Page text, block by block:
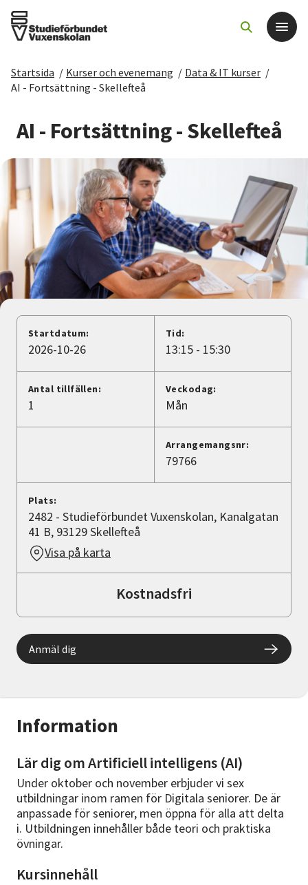
Det här gör vi
För dig som
Sök kurser och evenemang
Om SV
Starta studiecirkel
Cirkelledare
Nyheter
Avdelningar
Lyssna
Startsida / Kurser och evenemang / Data & IT kurser /
AI - Fortsättning - Skellefteå
AI - Fortsättning - Skellefteå
Information
Lär dig om Artificiell intelligens (AI)
Under oktober och november erbjuder vi sex
utbildningar inom ramen för Digitala seniorer. De är
anpassade för seniorer, men öppna för alla att delta
i. Utbildningen innehåller både teori och praktiska
övningar.
Kursinnehåll
Startdatum:
2026-10-26
Tid:
13:15 - 15:30
Antal tillfällen:
1
Veckodag:
Mån
Arrangemangsnr:
79766
Plats:
2482 - Studieförbundet Vuxenskolan, Kanalgatan
41 B, 93129 Skellefteå
Visa på karta
Kostnadsfri
Anmäl dig